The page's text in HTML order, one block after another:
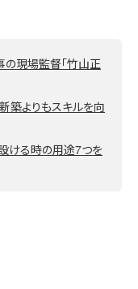
の現場監督「竹山正
築よりもスキルを向
ける時の用途7つを